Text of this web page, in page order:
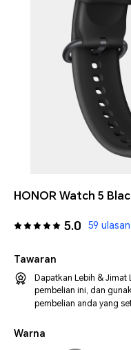
HONOR Watch 5
5.0 59
Tawaran
Dapatkan Lebih &
pembelian ini, dan
pembelian anda yang
Warna